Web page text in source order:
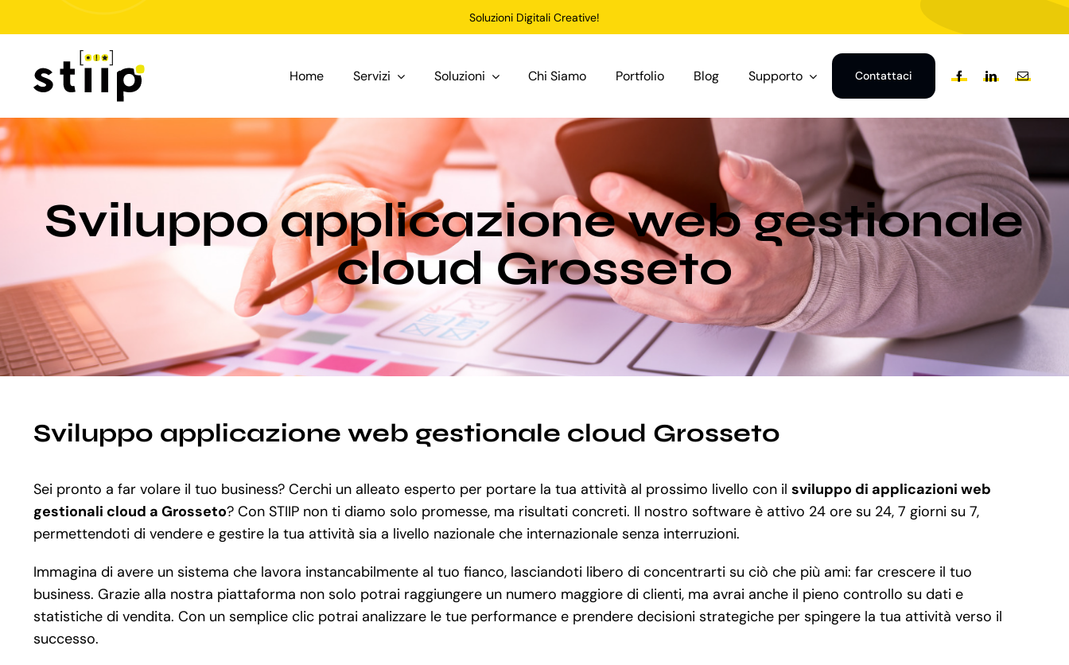
al
Soluzioni Digitali Creative!
Home Servizi Soluzioni Chi Siamo Portfolio Blog Supporto Contattaci
Sviluppo applicazione web gestionale
cloud Grosseto
Sviluppo applicazione web gestionale cloud Grosseto
Sei pronto a far volare il tuo business? Cerchi un alleato esperto per portare la tua attività al prossimo livello con il sviluppo di applicazioni web
gestionali cloud a Grosseto? Con STIIP non ti diamo solo promesse, ma risultati concreti. Il nostro software è attivo 24 ore su 24, 7 giorni su 7,
permettendoti di vendere e gestire la tua attività sia a livello nazionale che internazionale senza interruzioni.
Immagina di avere un sistema che lavora instancabilmente al tuo fianco, lasciandoti libero di concentrarti su ciò che più ami: far crescere il tuo
business. Grazie alla nostra piattaforma non solo potrai raggiungere un numero maggiore di clienti, ma avrai anche il pieno controllo su dati e
statistiche di vendita. Con un semplice clic potrai analizzare le tue performance e prendere decisioni strategiche per spingere la tua attività verso il
successo.